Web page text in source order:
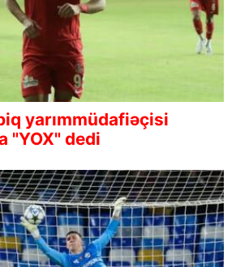
yarımmüdafiəçisi
"YOX" dedi